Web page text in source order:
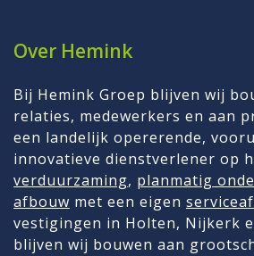
Over Hemink
Bij Hemink Groep blijven wij
relaties, medewerkers en aan
een landelijk opererende,
innovatieve dienstverlener op
verduurzaming, planmatig
afbouw met een eigen
vestigingen in Holten, Nijkerk
blijven wij bouwen aan